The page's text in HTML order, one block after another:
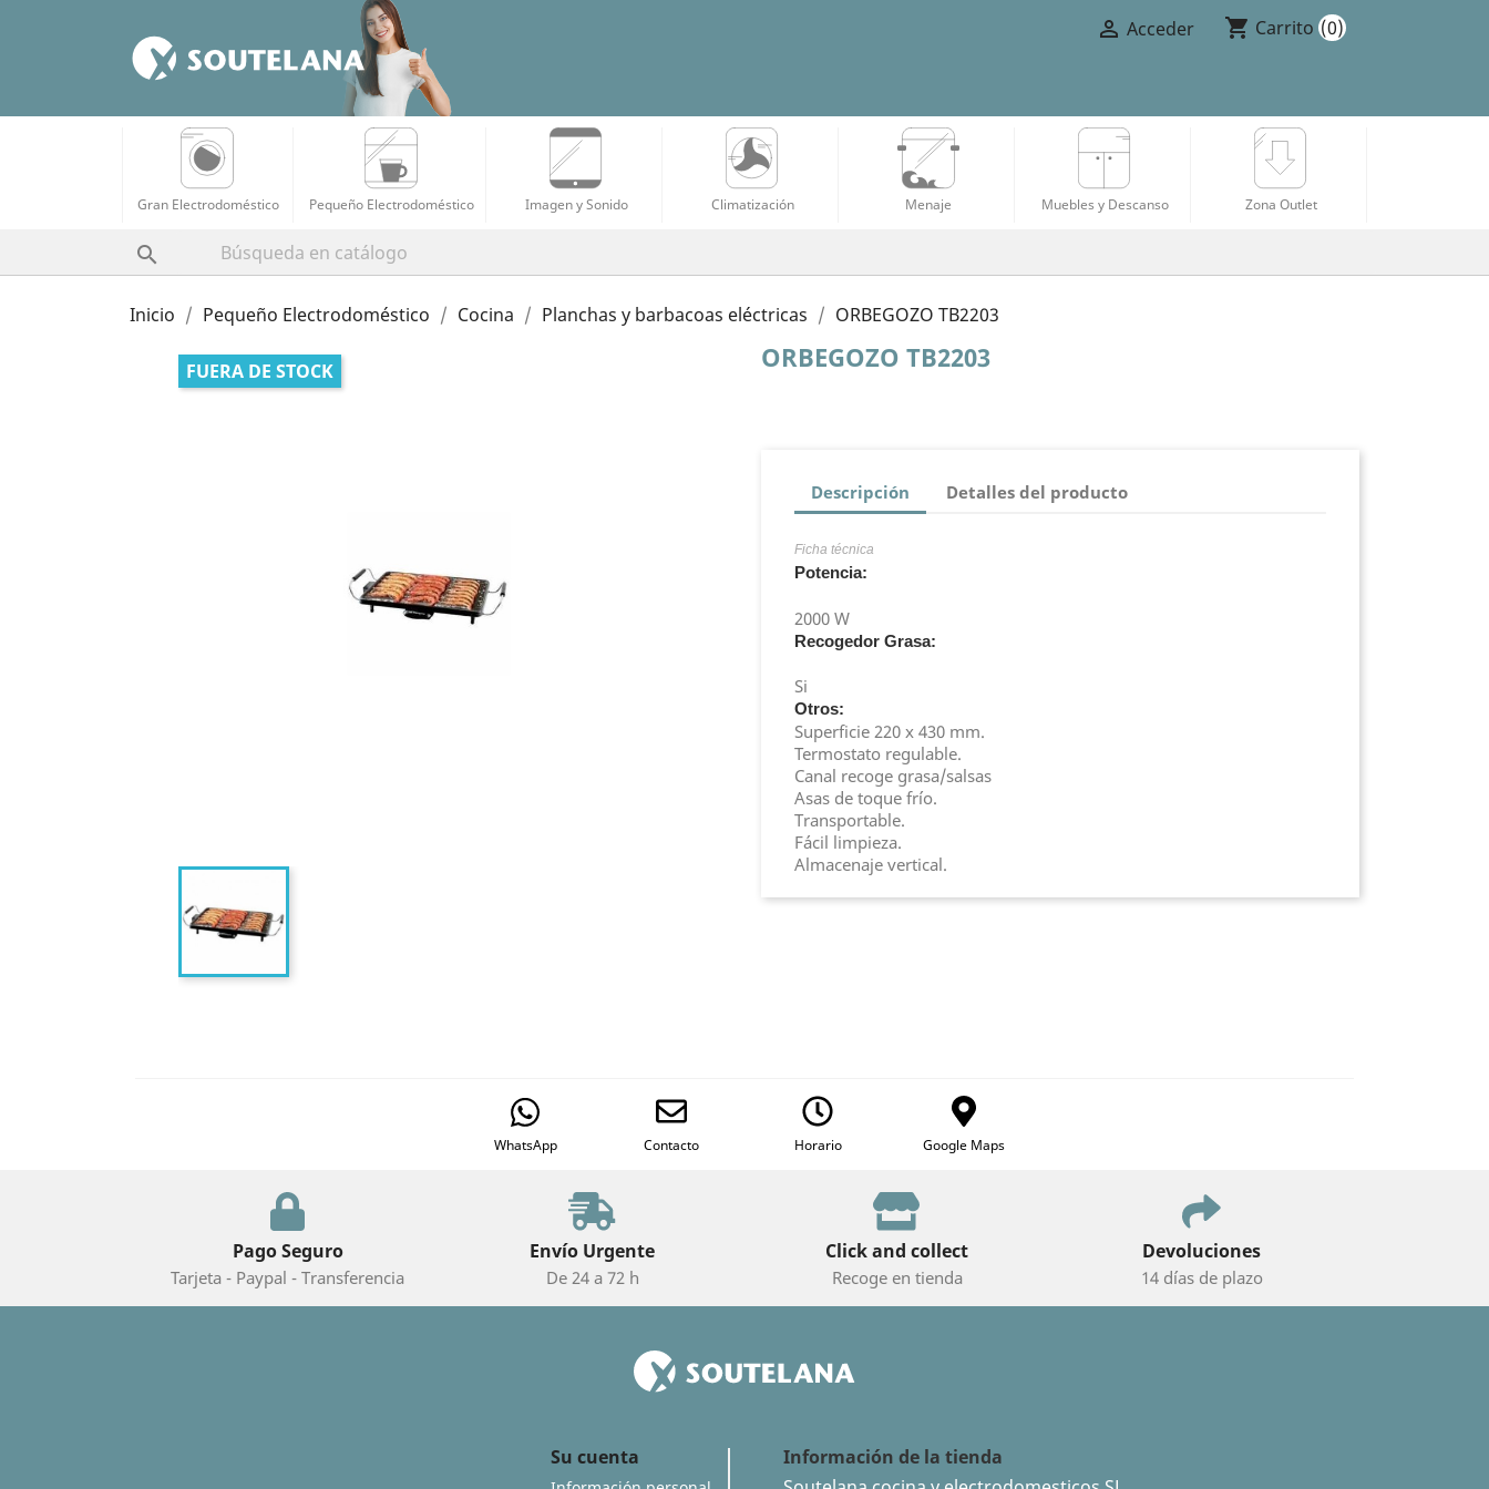
 Acceder shopping_cart Carrito (0)
Gran Electrodoméstico Pequeño Electrodoméstico Imagen y Sonido Climatización Menaje Muebles y Descanso Zona Outlet

Inicio Pequeño Electrodoméstico Cocina Planchas y barbacoas eléctricas ORBEGOZO TB2203
FUERA DE STOCK ORBEGOZO TB2203
Descripción Detalles del producto
Ficha técnica
Potencia:
2000 W
Recogedor Grasa:
Si
Otros:
Superficie 220 x 430 mm.
Termostato regulable.
Canal recoge grasa/salsas
Asas de toque frío.
Transportable.
Fácil limpieza.
Almacenaje vertical.
WhatsApp Contacto Horario Google Maps
Pago Seguro
Tarjeta - Paypal - Transferencia
Envío Urgente
De 24 a 72 h
Click and collect
Recoge en tienda
Devoluciones
14 días de plazo
Su cuenta
Información de la tienda